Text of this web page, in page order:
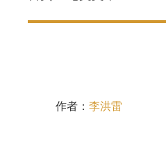
作者： 李洪雷